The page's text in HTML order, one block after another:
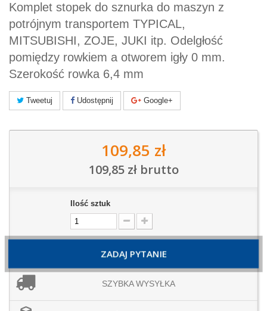
Komplet stopek do sznurka do maszyn z
potrójnym transportem TYPICAL,
MITSUBISHI, ZOJE, JUKI itp. Odelgłość
pomiędzy rowkiem a otworem igły 0 mm.
Szerokość rowka 6,4 mm
Tweetuj Udostępnij Google+
109,85 zł
109,85 złbrutto
Ilość sztuk
ZADAJ PYTANIE
SZYBKA WYSYŁKA